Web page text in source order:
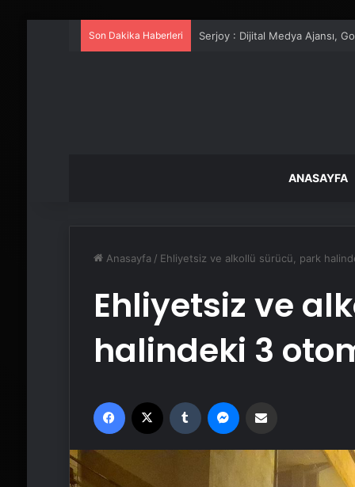
Son Dakika Haberleri UETDS Nedir ? Uetds.com İle
ANASAYFA
Anasayfa / Ehliyetsiz ve alkollü sürücü, park
Ehliyetsiz ve
halindeki 3
Facebook Tumblr